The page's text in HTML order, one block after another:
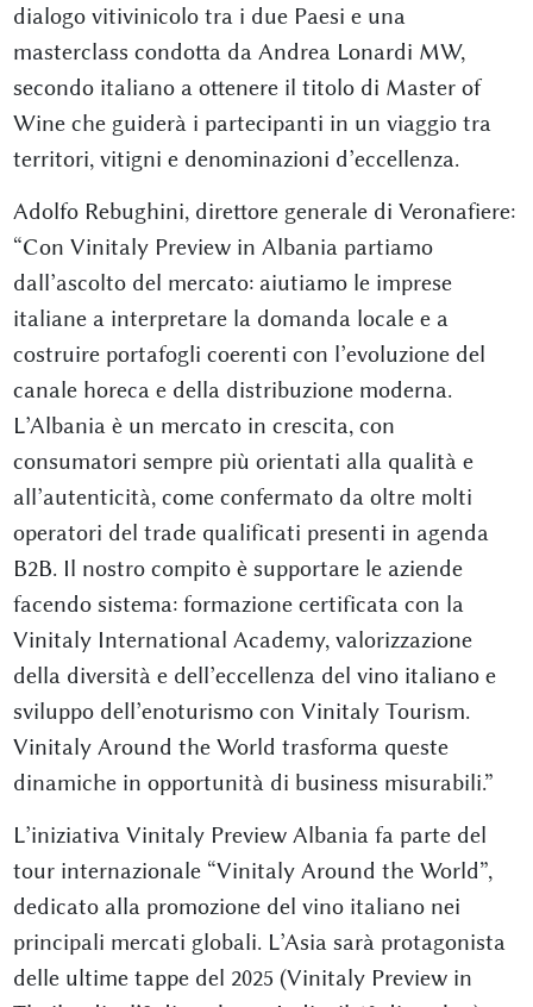
dialogo vitivinicolo tra i due Paesi e una
masterclass condotta da Andrea Lonardi MW,
secondo italiano a ottenere il titolo di Master of
Wine che guiderà i partecipanti in un viaggio tra
territori, vitigni e denominazioni d’eccellenza.
Adolfo Rebughini, direttore generale di Veronafiere:
“Con Vinitaly Preview in Albania partiamo
dall’ascolto del mercato: aiutiamo le imprese
italiane a interpretare la domanda locale e a
costruire portafogli coerenti con l’evoluzione del
canale horeca e della distribuzione moderna.
L’Albania è un mercato in crescita, con
consumatori sempre più orientati alla qualità e
all’autenticità, come confermato da oltre molti
operatori del trade qualificati presenti in agenda
B2B. Il nostro compito è supportare le aziende
facendo sistema: formazione certificata con la
Vinitaly International Academy, valorizzazione
della diversità e dell’eccellenza del vino italiano e
sviluppo dell’enoturismo con Vinitaly Tourism.
Vinitaly Around the World trasforma queste
dinamiche in opportunità di business misurabili.”
L’iniziativa Vinitaly Preview Albania fa parte del
tour internazionale “Vinitaly Around the World”,
dedicato alla promozione del vino italiano nei
principali mercati globali. L’Asia sarà protagonista
delle ultime tappe del 2025 (Vinitaly Preview in